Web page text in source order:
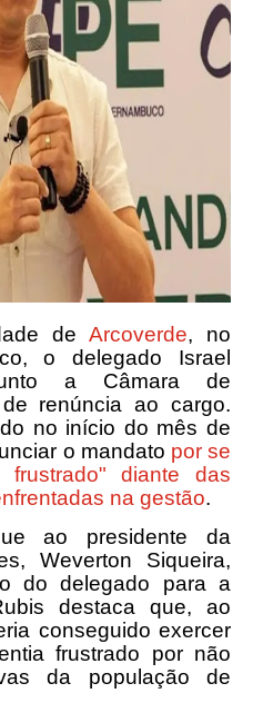
deArcoverde, no
o delegado Israel
a Câmara de
renúncia ao cargo.
no início do mês de
o mandato por se
frustrado" diante das
na gestão.
ao presidente da
Weverton Siqueira,
do delegado para a
destaca que, ao
conseguido exercer
frustrado por não
da população de